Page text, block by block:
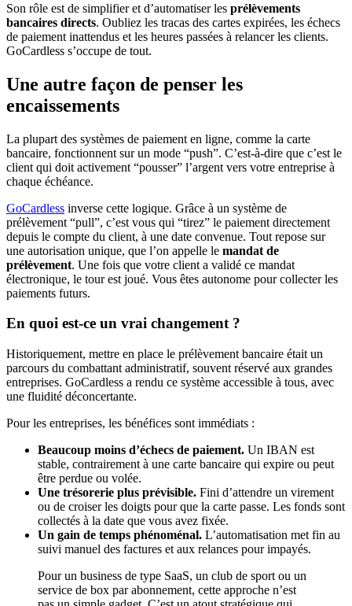
Son rôle est de simplifier et d’automatiser les prélèvements
bancaires directs. Oubliez les tracas des cartes expirées, les échecs
de paiement inattendus et les heures passées à relancer les clients.
GoCardless s’occupe de tout.
Une autre façon de penser les
encaissements
La plupart des systèmes de paiement en ligne, comme la carte
bancaire, fonctionnent sur un mode “push”. C’est-à-dire que c’est le
client qui doit activement “pousser” l’argent vers votre entreprise à
chaque échéance.
GoCardless inverse cette logique. Grâce à un système de
prélèvement “pull”, c’est vous qui “tirez” le paiement directement
depuis le compte du client, à une date convenue. Tout repose sur
une autorisation unique, que l’on appelle le mandat de
prélèvement. Une fois que votre client a validé ce mandat
électronique, le tour est joué. Vous êtes autonome pour collecter les
paiements futurs.
En quoi est-ce un vrai changement ?
Historiquement, mettre en place le prélèvement bancaire était un
parcours du combattant administratif, souvent réservé aux grandes
entreprises. GoCardless a rendu ce système accessible à tous, avec
une fluidité déconcertante.
Pour les entreprises, les bénéfices sont immédiats :
Beaucoup moins d’échecs de paiement. Un IBAN est
stable, contrairement à une carte bancaire qui expire ou peut
être perdue ou volée.
Une trésorerie plus prévisible. Fini d’attendre un virement
ou de croiser les doigts pour que la carte passe. Les fonds sont
collectés à la date que vous avez fixée.
Un gain de temps phénoménal. L’automatisation met fin au
suivi manuel des factures et aux relances pour impayés.
Pour un business de type SaaS, un club de sport ou un
service de box par abonnement, cette approche n’est